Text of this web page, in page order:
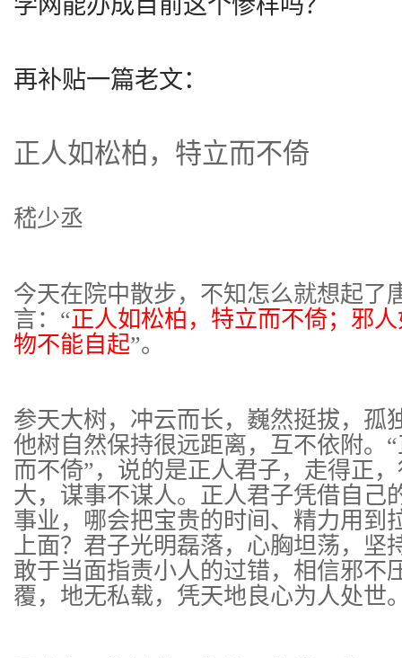
学网能办成目前这个惨样吗？
再补贴一篇老文：
正人如松柏，特立而不倚
嵇少丞
今天在院中散步，不知怎么就想起了
言：“正人如松柏，特立而不倚；邪
物不能自起”。
参天大树，冲云而长，巍然挺拔，孤
他树自然保持很远距离，互不依附。
而不倚”，说的是正人君子，走得正
大，谋事不谋人。正人君子凭借自己
事业，哪会把宝贵的时间、精力用到
上面？君子光明磊落，心胸坦荡，坚
敢于当面指责小人的过错，相信邪不
覆，地无私载，凭天地良心为人处世